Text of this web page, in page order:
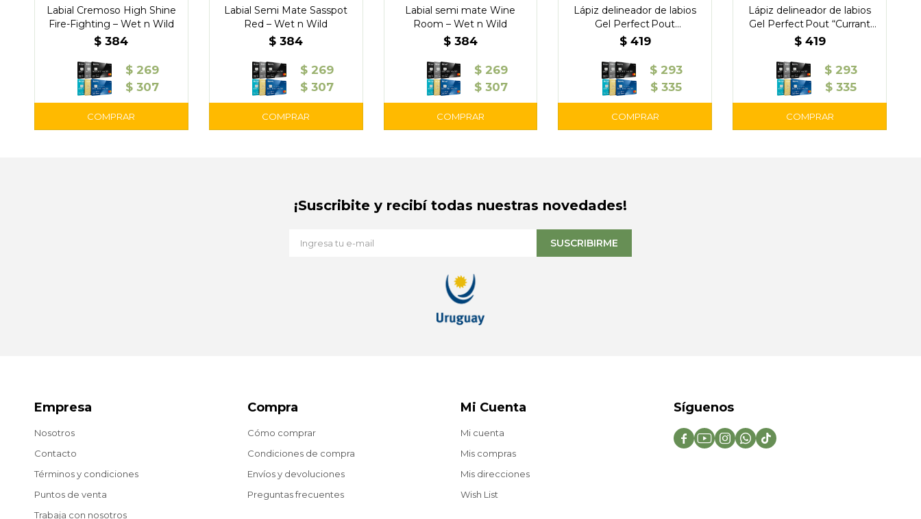
Labial Cremoso High Shine
Fire-Fighting – Wet n Wild
$ 384
$ 269
$ 307
Labial Semi Mate Sasspot
Red – Wet n Wild
$ 384
$ 269
$ 307
Labial semi mate Wine
Room – Wet n Wild
$ 384
$ 269
$ 307
Lápiz delineador de labios
Gel Perfect Pout
“Comes Naturally” — Wet
$ 419
$ 293
$ 335
Lápiz delineador de labios
Gel Perfect Pout “Currant
Mood” — Wet´n Wild
$ 419
$ 293
$ 335
Empresa
Nosotros
Contacto
Términos y condiciones
Puntos de venta
Trabaja con nosotros
Compra
Cómo comprar
Condiciones de compra
Envíos y devoluciones
Preguntas frecuentes
Mi Cuenta
Mi cuenta
Mis compras
Mis direcciones
Wish List
Síguenos
    
¡Suscribite y recibí todas nuestras novedades!
SUSCRIBIRME